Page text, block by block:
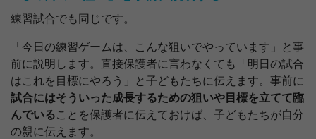
練習試合でも同じです。
「今日の練習ゲームは、こんな狙いでやっています」と事
前に説明します。直接保護者に言わなくても「明日の試合
はこれを目標にやろう」と子どもたちに伝えます。事前に
試合にはそういった成長するための狙いや目標を立てて臨
んでいることを保護者に伝えておけば、子どもたちが自分
の親に伝えます。